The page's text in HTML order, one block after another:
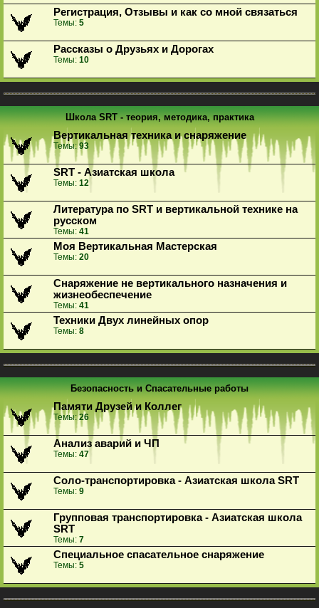
Регистрация, Отзывы и как со мной связаться
Темы: 5
Рассказы о Друзьях и Дорогах
Темы: 10
Школа SRT - теория, методика, практика
Вертикальная техника и снаряжение
Темы:93
SRT - Азиатская школа
Темы: 12
Литература по SRT и вертикальной технике на
русском
Темы: 41
Моя Вертикальная Мастерская
Темы: 20
Снаряжение не вертикального назначения и
жизнеобеспечение
Темы: 41
Техники Двух линейных опор
Темы: 8
Безопасность и Спасательные работы
Памяти Друзей и Коллег
Темы:26
Анализ аварий и ЧП
Темы: 47
Соло-транспортировка - Азиатская школа SRT
Темы: 9
Групповая транспортировка - Азиатская школа
SRT
Темы: 7
Специальное спасательное снаряжение
Темы: 5